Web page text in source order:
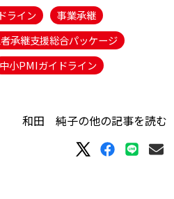
ライン
事業承継
承継支援総合パッケージ
中小PMIガイドライン
和田 純子の他の記事を読む